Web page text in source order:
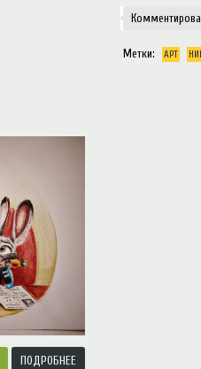
Метки: АРТ
ПОДРОБНЕЕ